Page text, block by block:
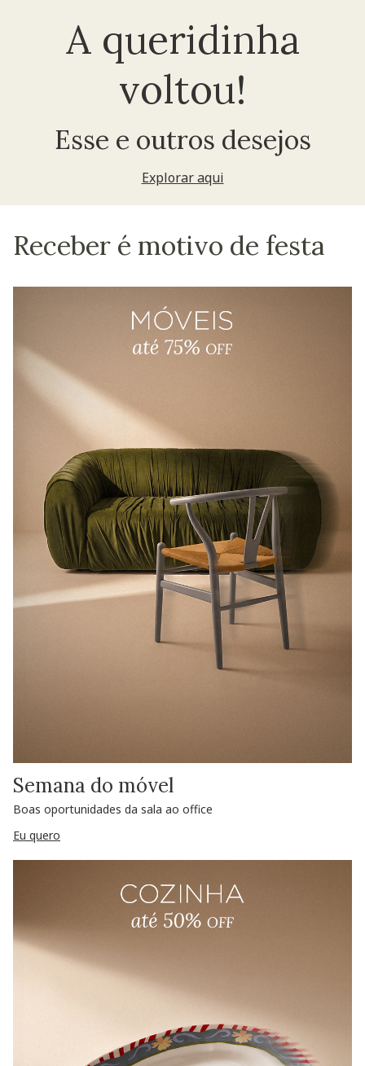
A queridinha
voltou!
Esse e outros desejos
Explorar aqui
Receber é motivo de festa
Semana do móvel
Boas oportunidades da sala ao office
Eu quero